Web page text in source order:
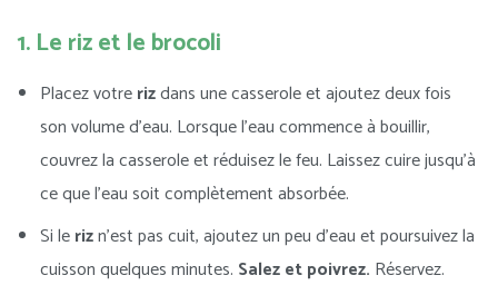
1. Le riz et le brocoli
Placez votrerizdans une casserole et ajoutez deux fois
son volume d’eau. Lorsque l’eau commence à bouillir,
couvrez la casserole et réduisez le feu. Laissez cuire jusqu’à
ce que l’eau soit complètement absorbée.
Si lerizn’est pas cuit, ajoutez un peu d’eau et poursuivez la
cuisson quelques minutes. Salez et poivrez. Réservez.